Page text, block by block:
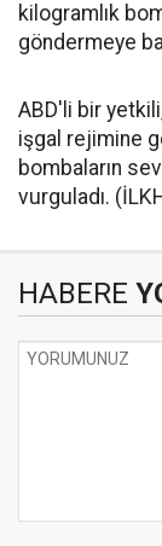
kilogramlık
göndermeye
ABD'li bir
işgal rejimine
bombaların
vurguladı.
HABERE